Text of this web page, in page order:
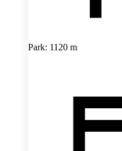
Park: 1120 m